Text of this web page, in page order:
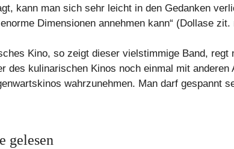
kann man sich sehr leicht in den Gedanken
Dimensionen annehmen kann“ (Dollase zit.
Kino, so zeigt dieser vielstimmige Band,
des kulinarischen Kinos noch einmal mit
wahrzunehmen. Man darf gespannt
gelesen